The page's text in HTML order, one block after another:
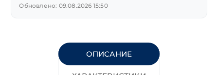
HV
Обновлено: 09.08.2026 15:50
ОПИСАНИЕ